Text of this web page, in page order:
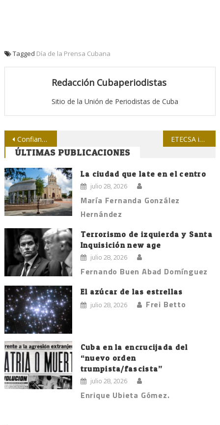
Tagged Día de la Prensa Cubana
Redacción Cubaperiodistas
Sitio de la Unión de Periodistas de Cuba
Navegación
de
entradas
Confianza en la Revolución ETECSA instalará nuevas áreas wifi
ÚLTIMAS PUBLICACIONES
La ciudad que late en el centro
julio 28, 2026
María Fernanda González
Hernández
Terrorismo de izquierda y Santa
Inquisición new age
julio 28, 2026
Fernando Buen Abad Domínguez
El azúcar de las estrellas
julio 28, 2026 Frei Betto
Cuba en la encrucijada del
“nuevo orden
trumpista/fascista”
julio 28, 2026
Enrique Ubieta Gómez.